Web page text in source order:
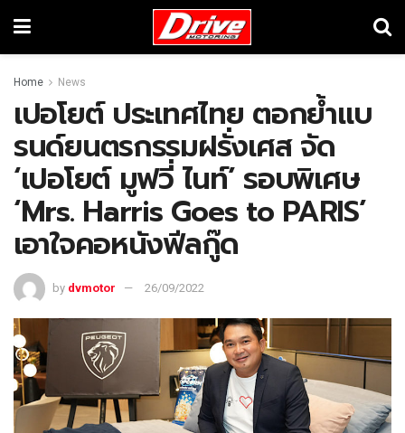
Home News
เปอโยต์ ประเทศไทย ตอกย้ำแบ
รนด์ยนตรกรรมฝรั่งเศส จัด
‘เปอโยต์ มูฟวี่ ไนท์’ รอบพิเศษ
‘Mrs. Harris Goes to PARIS’
เอาใจคอหนังฟีลกู๊ด
by dvmotor 26/09/2022